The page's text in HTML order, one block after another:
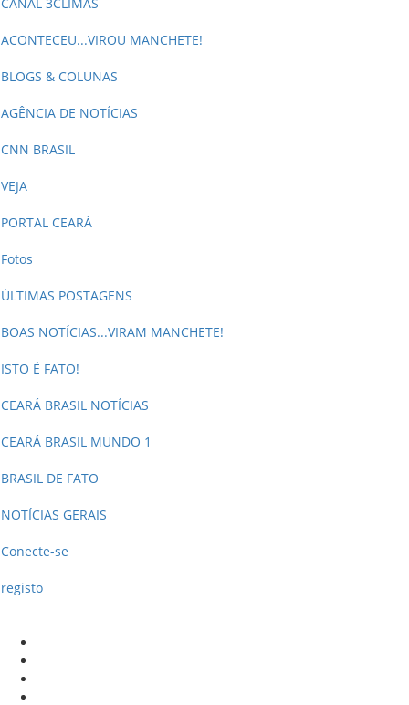
ACONTECEU...VIROU MANCHETE!
BLOGS & COLUNAS
AGÊNCIA DE NOTÍCIAS
CNN BRASIL
VEJA
PORTAL CEARÁ
Fotos
ÚLTIMAS POSTAGENS
BOAS NOTÍCIAS...VIRAM MANCHETE!
ISTO É FATO!
CEARÁ BRASIL NOTÍCIAS
CEARÁ BRASIL MUNDO 1
BRASIL DE FATO
NOTÍCIAS GERAIS
Conecte-se
registo